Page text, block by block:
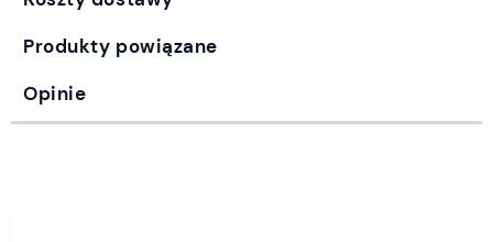
Produkty powiązane
Opinie